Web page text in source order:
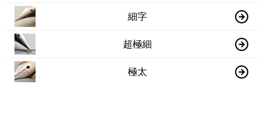
細字
超極細
極太